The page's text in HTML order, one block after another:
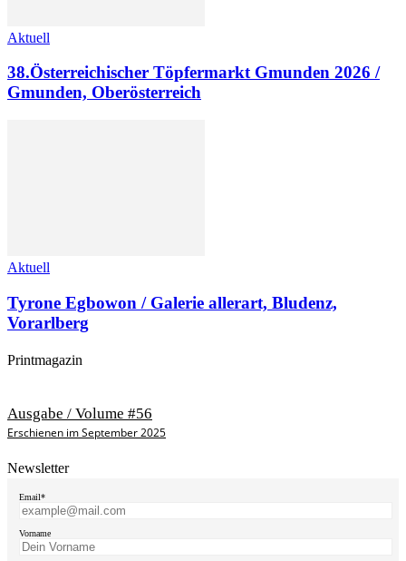
Aktuell
38.Österreichischer Töpfermarkt Gmunden 2026 /
Gmunden, Oberösterreich
Aktuell
Tyrone Egbowon / Galerie allerart, Bludenz,
Vorarlberg
Printmagazin
Ausgabe / Volume #56
Erschienen im September 2025
Newsletter
Email*
Vorname